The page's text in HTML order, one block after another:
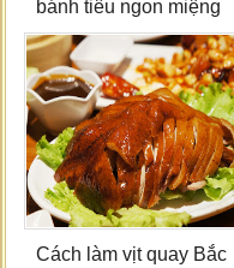
bánh tiêu ngon miệng
Cách làm vịt quay Bắc